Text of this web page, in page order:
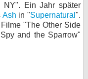
NY". Ein Jahr später
Ash in "Supernatural ".
"The Other Side
and the Sparrow"